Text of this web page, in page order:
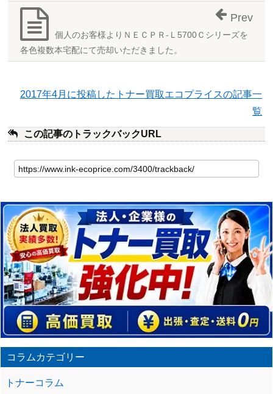
個人のお客様よりＮＥＣＰＲ-Ｌ5700Ｃシリーズを
各色複数本宅配にて売却いただきました。
Prev
2017年4月に投稿したトナー買取エコプライスの記事一
覧
この記事のトラックバックURL
の
事
の
ト
ラ
ッ
ク
バ
ッ
ク
URL
コラムカテゴリー
トナーコラム